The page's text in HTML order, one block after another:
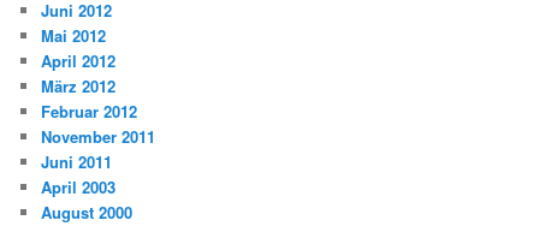
Juni 2012
Mai 2012
April 2012
März 2012
Februar 2012
November 2011
Juni 2011
April 2003
August 2000